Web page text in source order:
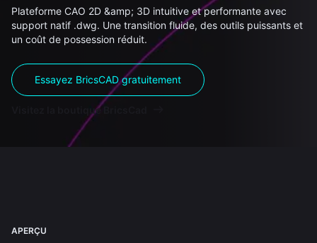
Plateforme CAO 2D &amp; 3D intuitive et performante avec
support natif .dwg. Une transition fluide, des outils puissants et
un coût de possession réduit.
Essayez BricsCAD gratuitement
Visitez la boutique BricsCad
APERÇU